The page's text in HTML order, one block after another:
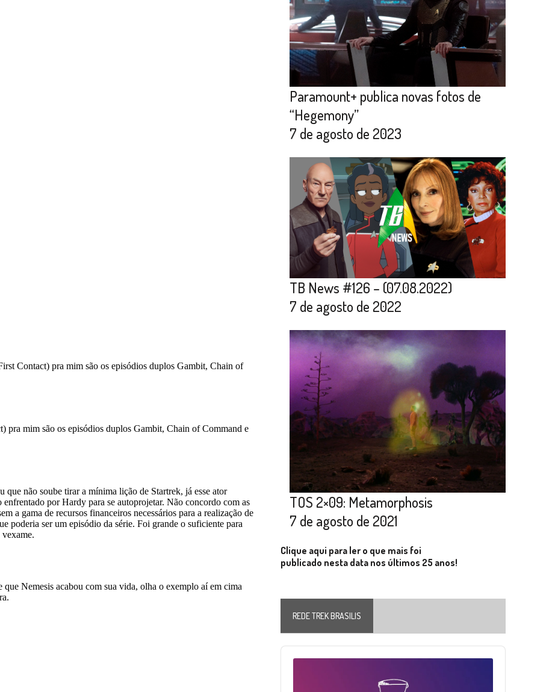
Paramount+ publica novas fotos de
“Hegemony”
7 de agosto de 2023
TB News #126 – (07.08.2022)
7 de agosto de 2022
TOS 2×09: Metamorphosis
7 de agosto de 2021
Clique aqui para ler o que mais foi
publicado nesta data nos últimos 25 anos!
REDE TREK BRASILIS
Audio
Player